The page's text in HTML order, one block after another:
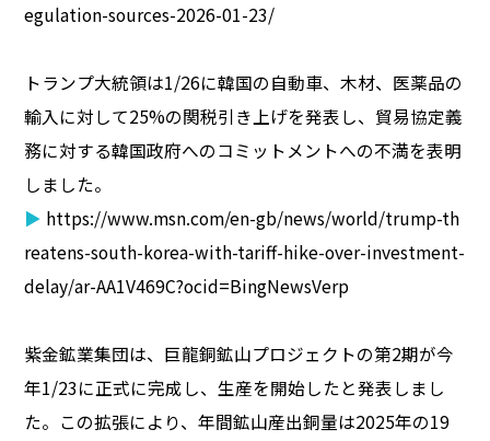
egulation-sources-2026-01-23/
トランプ大統領は1/26に韓国の自動車、木材、医薬品の
輸入に対して25%の関税引き上げを発表し、貿易協定義
務に対する韓国政府へのコミットメントへの不満を表明
しました。
▶ https://www.msn.com/en-gb/news/world/trump-th
reatens-south-korea-with-tariff-hike-over-investment-
delay/ar-AA1V469C?ocid=BingNewsVerp
紫金鉱業集団は、巨龍銅鉱山プロジェクトの第2期が今
年1/23に正式に完成し、生産を開始したと発表しまし
た。この拡張により、年間鉱山産出銅量は2025年の19